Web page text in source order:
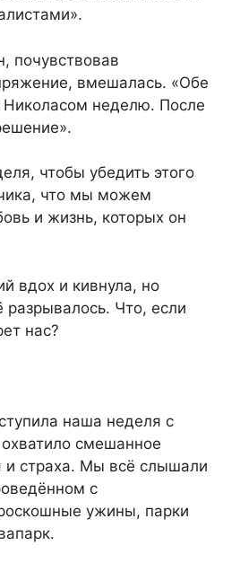
почувствовав
вмешалась. «Обе
Николасом неделю. После
чтобы убедить этого
что мы можем
и жизнь, которых он
вдох и кивнула, но
разрывалось. Что, если
нас?
наша неделя с
смешанное
и страха. Мы всё слышали
с
ужины, парки